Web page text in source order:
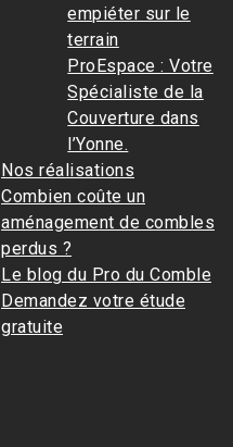
empiéter sur le
terrain
ProEspace : Votre
Spécialiste de la
Couverture dans
l’Yonne.
Nos réalisations
Combien coûte un
aménagement de combles
perdus ?
Le blog du Pro du Comble
Demandez votre étude
gratuite